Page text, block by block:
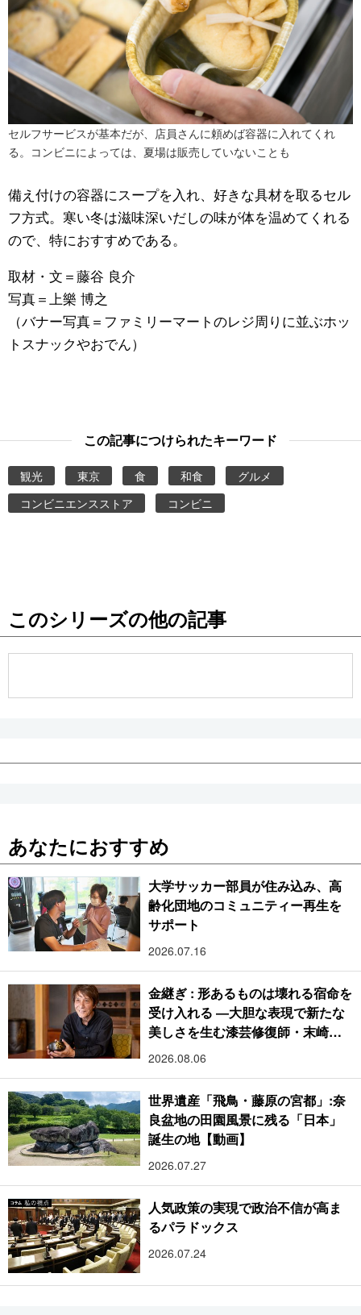
セルフサービスが基本だが、店員さんに頼めば容器に入れてくれ
る。コンビニによっては、夏場は販売していないことも
備え付けの容器にスープを入れ、好きな具材を取るセル
フ方式。寒い冬は滋味深いだしの味が体を温めてくれる
ので、特におすすめである。
取材・文＝藤谷 良介
写真＝上樂 博之
（バナー写真＝ファミリーマートのレジ周りに並ぶホッ
トスナックやおでん）
この記事につけられたキーワード
観光 東京 食 和食
グルメ
コンビニエンスストア
コンビニ
このシリーズの他の記事
あなたにおすすめ
大学サッカー部員が住み込み、高
齢化団地のコミュニティー再生を
サポート
2026.07.16
金継ぎ : 形あるものは壊れる宿命を
受け入れる ―大胆な表現で新たな
美しさを生む漆芸修復師・末崎広
樹
2026.08.06
世界遺産「飛鳥・藤原の宮都」:奈
良盆地の田園風景に残る「日本」
誕生の地【動画】
2026.07.27
人気政策の実現で政治不信が高ま
るパラドックス
2026.07.24